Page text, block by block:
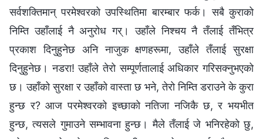
सर्वशक्तिमान् परमेश्‍वरको उपस्थितिमा बारम्बार फर्क। सबै कुराको
निम्ति उहाँलाई नै अनुरोध गर्। उहाँले निश्चय नै तँलाई तँभित्र
प्रकाश दिनुहुनेछ अनि नाजुक क्षणहरूमा, उहाँले तँलाई सुरक्षा
दिनुहुनेछ। नडरा! उहाँले तेरो सम्पूर्णतालाई अधिकार गरिसक्नुभएको
छ। उहाँको सुरक्षा र उहाँको वास्ता छ भने, तेरो निम्ति डराउने के कुरा
हुन्छ र? आज परमेश्‍वरको इच्छाको नतिजा नजिकै छ, र भयभीत
हुन्छ, त्यसले गुमाउने सम्भावना हुन्छ। मैले तँलाई जे भनिरहेको छु,